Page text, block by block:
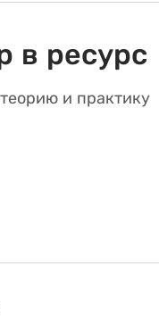
в ресурс
и практику